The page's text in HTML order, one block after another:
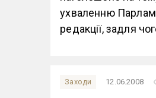
ухваленню
редакції, задля
Заходи 12.06.2008